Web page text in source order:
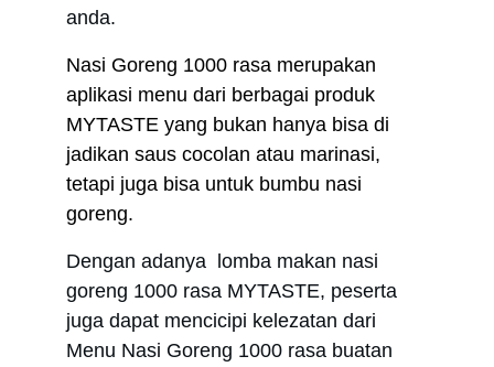
anda.
Nasi Goreng 1000 rasa merupakan
aplikasi menu dari berbagai produk
MYTASTE yang bukan hanya bisa di
jadikan saus cocolan atau marinasi,
tetapi juga bisa untuk bumbu nasi
goreng.
Dengan adanya  lomba makan nasi
goreng 1000 rasa MYTASTE, peserta
juga dapat mencicipi kelezatan dari
Menu Nasi Goreng 1000 rasa buatan